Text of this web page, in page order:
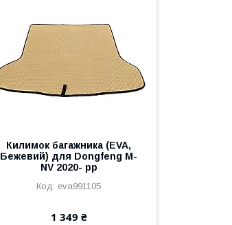
Килимок багажника (EVA,
Бежевий) для Dongfeng M-
NV 2020- рр
eva991105
1 349 ₴